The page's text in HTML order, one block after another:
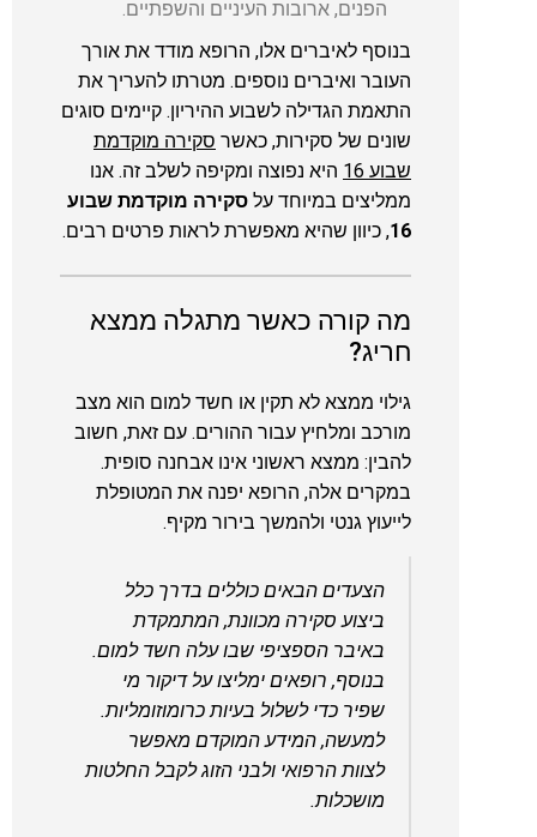
הפנים, ארובות העיניים והשפתיים.
בנוסף לאיברים אלו, הרופא מודד את אורך
העובר ואיברים נוספים. מטרתו להעריך את
התאמת הגדילה לשבוע ההיריון. קיימים סוגים
שונים של סקירות, כאשר סקירה מוקדמת
שבוע 16
היא נפוצה ומקיפה לשלב זה. אנו
ממליצים במיוחד על סקירה מוקדמת שבוע
16, כיוון שהיא מאפשרת לראות פרטים רבים.
מה קורה כאשר מתגלה ממצא
חריג?
גילוי ממצא לא תקין או חשד למום הוא מצב
מורכב ומלחיץ עבור ההורים. עם זאת, חשוב
להבין: ממצא ראשוני אינו אבחנה סופית.
במקרים אלה, הרופא יפנה את המטופלת
לייעוץ גנטי ולהמשך בירור מקיף.
הצעדים הבאים כוללים בדרך כלל
ביצוע סקירה מכוונת, המתמקדת
באיבר הספציפי שבו עלה חשד למום.
בנוסף, רופאים ימליצו על דיקור מי
שפיר כדי לשלול בעיות כרומוזומליות.
למעשה, המידע המוקדם מאפשר
לצוות הרפואי ולבני הזוג לקבל החלטות
מושכלות.